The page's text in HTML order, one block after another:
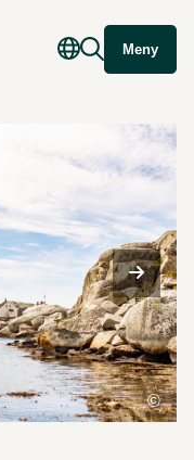
Meny
©